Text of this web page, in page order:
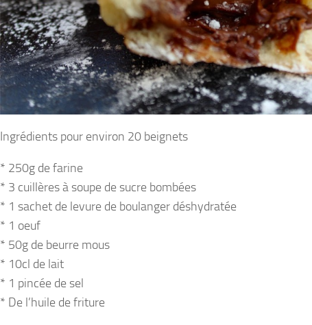
Ingrédients pour environ 20 beignets
* 250g de farine
* 3 cuillères à soupe de sucre bombées
* 1 sachet de levure de boulanger déshydratée
* 1 oeuf
* 50g de beurre mous
* 10cl de lait
* 1 pincée de sel
* De l’huile de friture